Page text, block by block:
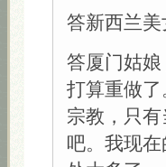
答新西兰美
答厦门姑娘
打算重做
宗教，只
吧。我现